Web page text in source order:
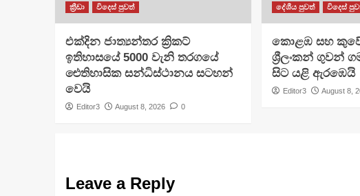
ක්‍රීඩා විදෙස් පුවත්
එක්දින ජාත්‍යන්තර ක්‍රිකට්
ඉතිහාසයේ 5000 වැනි තරගයේ
ඓතිහාසික සන්ධිස්ථානය සටහන්
වෙයි
Editor3 August 8, 2026 0
දේශීය පුවත් විදෙස්
​කොළඹ සහ
ශ්‍රීලංකන් ගුවන්
සිට යළි ඇරඹෙයි
Editor3 August 8,
Leave a Reply